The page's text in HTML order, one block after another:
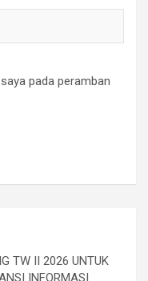
pada peramban
TW II 2026 UNTUK
INFORMASI